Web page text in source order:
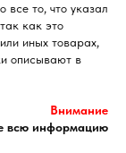
все то, что указал
как это
иных товарах,
описывают в
Внимание
всю информацию